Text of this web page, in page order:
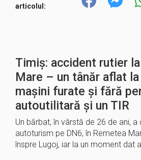
articolul:
Timiș: accident rutier
Mare – un tânăr aflat
mașini furate și fără
autoutilitară și un TIR
Un bărbat, în vârstă de 26 de ani, a
autoturism pe DN6, în Remetea
înspre Lugoj, iar la un moment dat